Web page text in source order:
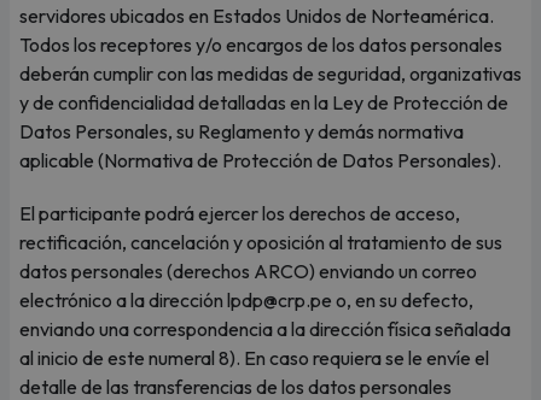
servidores ubicados en Estados Unidos de Norteamérica.
Todos los receptores y/o encargos de los datos personales
deberán cumplir con las medidas de seguridad, organizativas
y de confidencialidad detalladas en la Ley de Protección de
Datos Personales, su Reglamento y demás normativa
aplicable (Normativa de Protección de Datos Personales).
El participante podrá ejercer los derechos de acceso,
rectificación, cancelación y oposición al tratamiento de sus
datos personales (derechos ARCO) enviando un correo
electrónico a la dirección lpdp@crp.pe o, en su defecto,
enviando una correspondencia a la dirección física señalada
al inicio de este numeral 8). En caso requiera se le envíe el
detalle de las transferencias de los datos personales